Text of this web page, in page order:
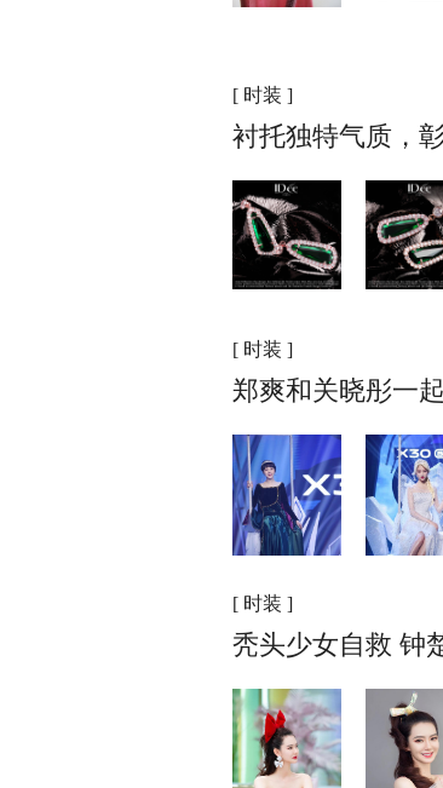
[ 时装 ]
衬托独特气质，
[ 时装 ]
郑爽和关晓彤一
[ 时装 ]
秃头少女自救 钟